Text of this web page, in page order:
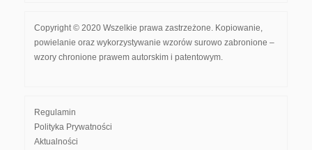
Copyright © 2020 Wszelkie prawa zastrzeżone. Kopiowanie,
powielanie oraz wykorzystywanie wzorów surowo zabronione –
wzory chronione prawem autorskim i patentowym.
Regulamin
Polityka Prywatności
Aktualności